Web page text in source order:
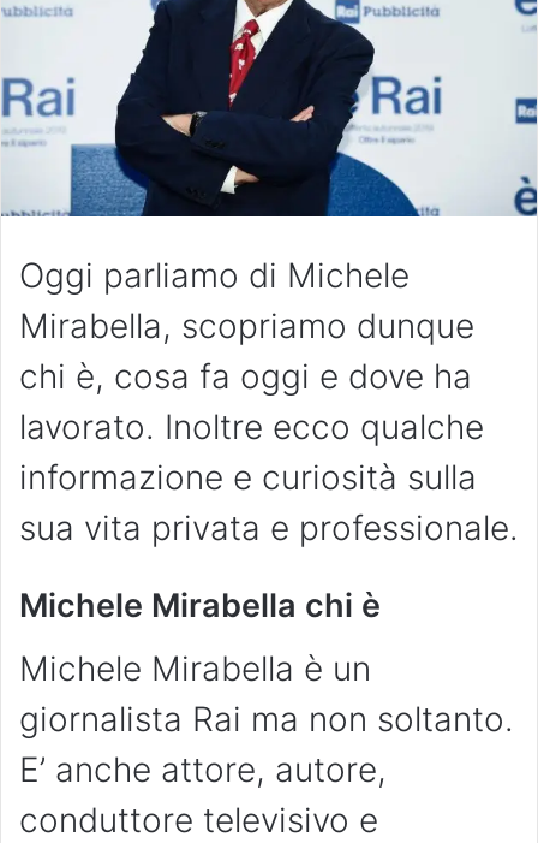
Oggi parliamo di Michele
Mirabella, scopriamo dunque
chi è, cosa fa oggi e dove ha
lavorato. Inoltre ecco qualche
informazione e curiosità sulla
sua vita privata e professionale.
Michele Mirabella chi è
Michele Mirabella è un
giornalista Rai ma non soltanto.
E’ anche attore, autore,
conduttore televisivo e